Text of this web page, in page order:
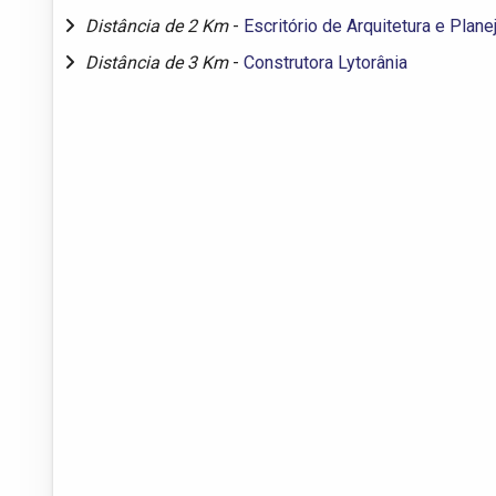
Distância de 2 Km - Escritório de Arquitetura e
Distância de 3 Km - Construtora Lytorânia